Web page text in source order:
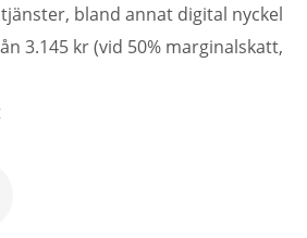
bland annat digital nyckel
3.145 kr (vid 50% marginalskatt,